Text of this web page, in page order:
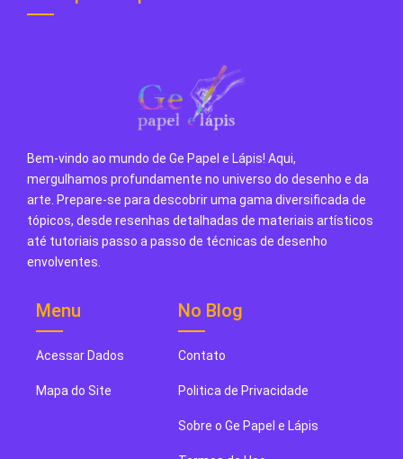
Bem-vindo ao mundo de Ge Papel e Lápis! Aqui,
mergulhamos profundamente no universo do desenho e da
arte. Prepare-se para descobrir uma gama diversificada de
tópicos, desde resenhas detalhadas de materiais artísticos
até tutoriais passo a passo de técnicas de desenho
envolventes.
Menu
Acessar Dados
Mapa do Site
No Blog
Contato
Politica de Privacidade
Sobre o Ge Papel e Lápis